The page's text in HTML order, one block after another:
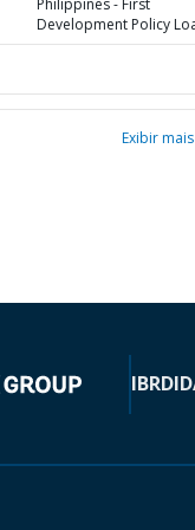
Philippines - First
Development Policy
Exibir mais
IBRD